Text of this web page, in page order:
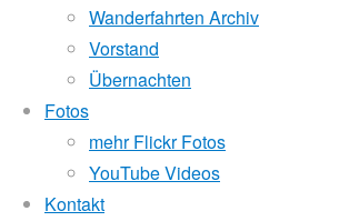
Wanderfahrten Archiv
Vorstand
Übernachten
Fotos
mehr Flickr Fotos
YouTube Videos
Kontakt
2010
2011
Windfinder Kuchelauer Hafen
Mitglied der
Godfrey Donauhort Club Kit